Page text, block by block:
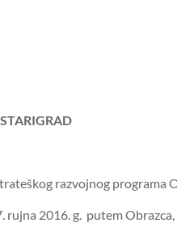
razvojnog programa
2016. g. putem